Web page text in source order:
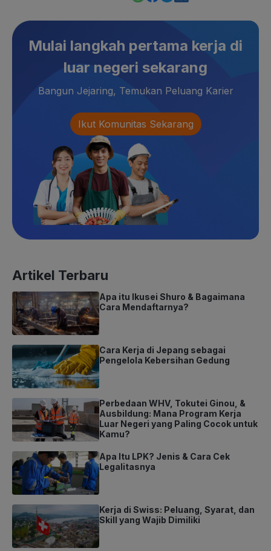
Mulai langkah pertama kerja di
luar negeri sekarang
Bangun Jejaring, Temukan Peluang Karier
Ikut Komunitas Sekarang
Artikel Terbaru
Apa itu Ikusei Shuro & Bagaimana
Cara Mendaftarnya?
Cara Kerja di Jepang sebagai
Pengelola Kebersihan Gedung
Perbedaan WHV, Tokutei Ginou, &
Ausbildung: Mana Program Kerja
Luar Negeri yang Paling Cocok untuk
Kamu?
Apa Itu LPK? Jenis & Cara Cek
Legalitasnya
Kerja di Swiss: Peluang, Syarat, dan
Skill yang Wajib Dimiliki